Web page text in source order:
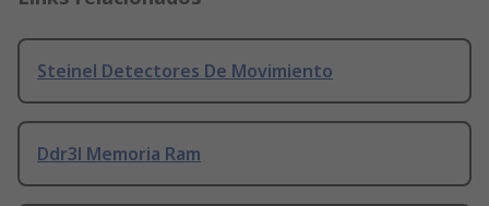
Steinel Detectores De Movimiento
Ddr3l Memoria Ram